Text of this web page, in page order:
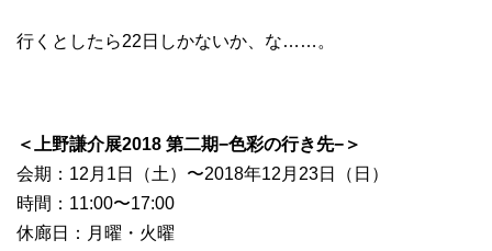
行くとしたら22日しかないか、な……。
＜上野謙介展2018 第二期−色彩の行き先−＞
会期：12月1日（土）〜2018年12月23日（日）
時間：11:00〜17:00
休廊日：月曜・火曜